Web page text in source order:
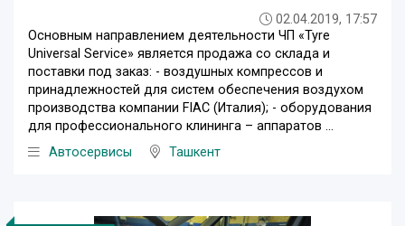
02.04.2019, 17:57
Основным направлением деятельности ЧП «Tyre
Universal Service» является продажа со склада и
поставки под заказ: - воздушных компрессов и
принадлежностей для систем обеспечения воздухом
производства компании FIAC (Италия); - оборудования
для профессионального клининга – аппаратов ...
Автосервисы
Ташкент